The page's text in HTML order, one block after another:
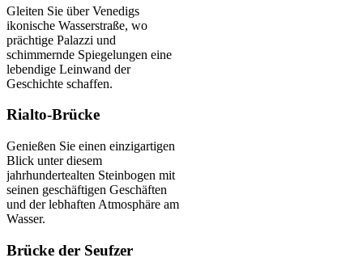
Gleiten Sie über Venedigs
ikonische Wasserstraße, wo
prächtige Palazzi und
schimmernde Spiegelungen eine
lebendige Leinwand der
Geschichte schaffen.
Rialto-Brücke
Genießen Sie einen einzigartigen
Blick unter diesem
jahrhundertealten Steinbogen mit
seinen geschäftigen Geschäften
und der lebhaften Atmosphäre am
Wasser.
Brücke der Seufzer